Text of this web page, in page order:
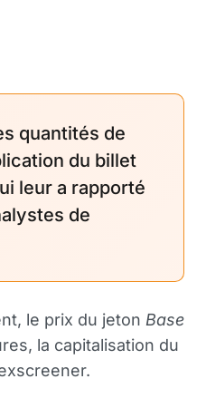
quantités de
du billet
leur a rapporté
de
le prix du jeton Base
la capitalisation du